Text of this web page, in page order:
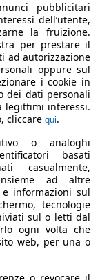
pubblicitari
dell’utente,
la fruizione.
per prestare il
ad autorizzazione
oppure sul
i cookie in
dei dati personali
legittimi interessi.
cliccare qui.
o analoghi
basati
casualmente,
ad altre
informazioni sul
tecnologie
sul o letti dal
ogni volta che
web, per una o